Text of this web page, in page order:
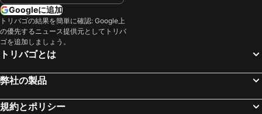
Googleに追加
トリバゴの結果を簡単に確認: Google上
の優先するニュース提供元としてトリバ
ゴを追加しましょう。
トリバゴとは
弊社の製品
規約とポリシー